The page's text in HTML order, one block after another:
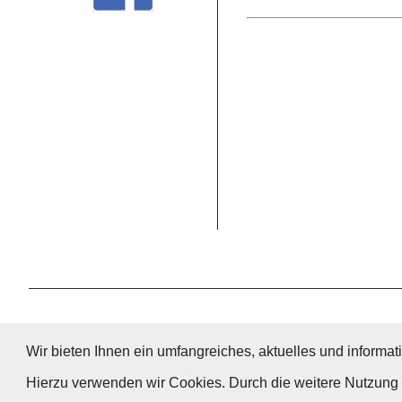
Wir bieten Ihnen ein umfangreiches, aktuelles und
Hierzu verwenden wir Cookies. Durch die weitere